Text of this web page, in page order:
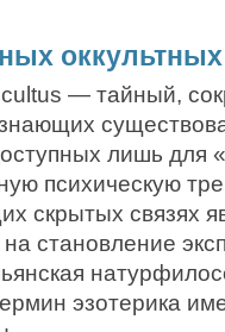
— тайный,
лишь для
психическую
скрытых связях
становление
эзотерика